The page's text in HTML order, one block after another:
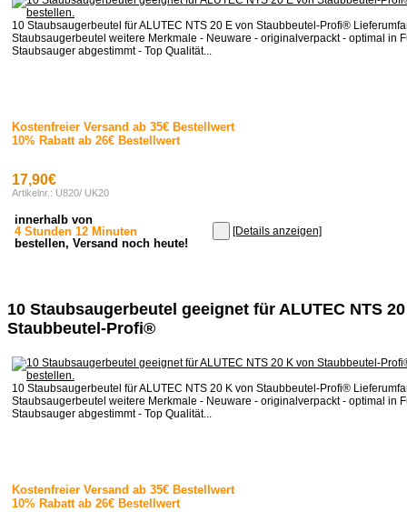
10 Staubsaugerbeutel für ALUTEC NTS 20 E von Staubbeutel-Profi®
Staubsaugerbeutel weitere Merkmale - Neuware - originalverpackt - optimal in
Staubsauger abgestimmt - Top Qualität...
Kostenfreier Versand ab 35€ Bestellwert
10% Rabatt ab 26€ Bestellwert
17,90€
Artikelnr.: U820/ UK20
innerhalb von
4 Stunden 12 Minuten
bestellen, Versand noch heute!
[Details anzeigen]
10 Staubsaugerbeutel geeignet für ALUTEC NTS
Staubbeutel-Profi®
10 Staubsaugerbeutel für ALUTEC NTS 20 K von Staubbeutel-Profi®
Staubsaugerbeutel weitere Merkmale - Neuware - originalverpackt - optimal in
Staubsauger abgestimmt - Top Qualität...
Kostenfreier Versand ab 35€ Bestellwert
10% Rabatt ab 26€ Bestellwert